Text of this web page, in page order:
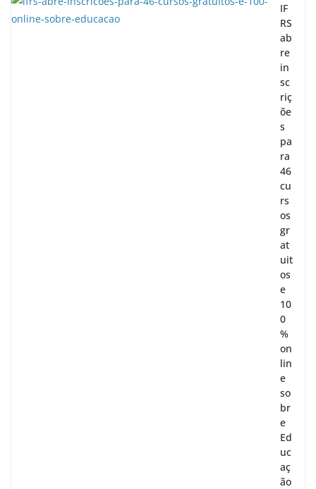
IF
RS
ab
re
in
sc
riç
õe
s
pa
ra
46
cu
rs
os
gr
at
uit
os
e
10
0
%
on
lin
e
so
br
e
Ed
uc
aç
ão